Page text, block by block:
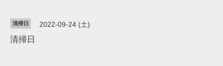
清掃日 2022-09-24 (土)
清掃日